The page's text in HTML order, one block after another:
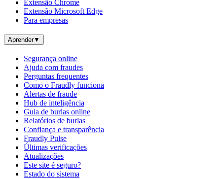
Extensão Chrome
Extensão Microsoft Edge
Para empresas
Aprender▼
Segurança online
Ajuda com fraudes
Perguntas frequentes
Como o Fraudly funciona
Alertas de fraude
Hub de inteligência
Guia de burlas online
Relatórios de burlas
Confiança e transparência
Fraudly Pulse
Últimas verificações
Atualizações
Este site é seguro?
Estado do sistema